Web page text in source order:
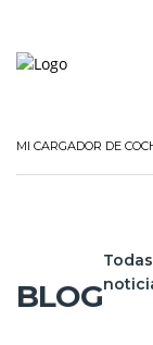
MI CARGADOR DE
BLOG